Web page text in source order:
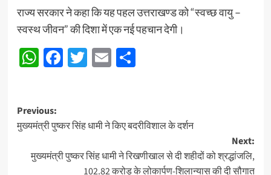
राज्य सरकार ने कहा कि यह पहल उत्तराखण्ड को “स्वच्छ वायु –
स्वस्थ जीवन” की दिशा में एक नई पहचान देगी।
WhatsApp
Facebook
Twitter
EmailShare
Post
navigation
Previous:
मुख्यमंत्री पुष्कर सिंह धामी ने किए बदरीविशाल के दर्शन
Next:
मुख्यमंत्री पुष्कर सिंह धामी ने रिखणीखाल से दी शहीदों को श्रद्धांजलि,
102.82 करोड़ के लोकार्पण-शिलान्यास की दी सौगात